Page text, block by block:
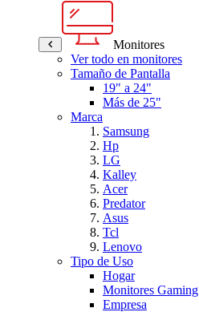
Monitores
Ver todo en monitores
Tamaño de Pantalla
19" a 24"
Más de 25"
Marca
Samsung
Hp
LG
Kalley
Acer
Predator
Asus
Tcl
Lenovo
Tipo de Uso
Hogar
Monitores Gaming
Empresa